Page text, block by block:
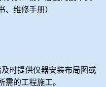
、维修手册）
时提供仪器安装布局图或
需的工程施工。